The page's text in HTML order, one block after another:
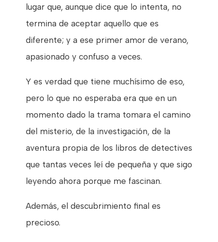
lugar que, aunque dice que lo intenta, no
termina de aceptar aquello que es
diferente; y a ese primer amor de verano,
apasionado y confuso a veces.
Y es verdad que tiene muchísimo de eso,
pero lo que no esperaba era que en un
momento dado la trama tomara el camino
del misterio, de la investigación, de la
aventura propia de los libros de detectives
que tantas veces leí de pequeña y que sigo
leyendo ahora porque me fascinan.
Además, el descubrimiento final es
precioso.